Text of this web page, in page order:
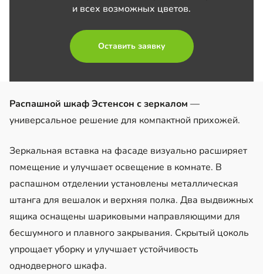
и всех возможных цветов.
Оставить заявку
Распашной шкаф Эстенсон с зеркалом —
универсальное решение для компактной прихожей.
Зеркальная вставка на фасаде визуально расширяет
помещение и улучшает освещение в комнате. В
распашном отделении установлены металлическая
штанга для вешалок и верхняя полка. Два выдвижных
ящика оснащены шариковыми направляющими для
бесшумного и плавного закрывания. Скрытый цоколь
упрощает уборку и улучшает устойчивость
однодверного шкафа.